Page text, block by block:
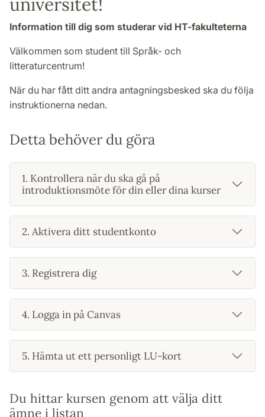
Information till dig som studerar vid HT-fakulteterna
Välkommen som student till Språk- och
litteraturcentrum!
När du har fått ditt andra antagningsbesked ska du följa
instruktionerna nedan.
Detta behöver du göra
1. Kontrollera när du ska gå på
introduktionsmöte för din eller dina kurser
2. Aktivera ditt studentkonto
3. Registrera dig
4. Logga in på Canvas
5. Hämta ut ett personligt LU-kort
Du hittar kursen genom att välja ditt
ämne i listan